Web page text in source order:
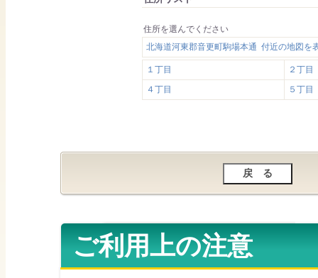
住所を選んでください
北海道河東郡音更町駒場本通 付近の地図を
１丁目
２丁目
４丁目
５丁目
ご利用上の注意